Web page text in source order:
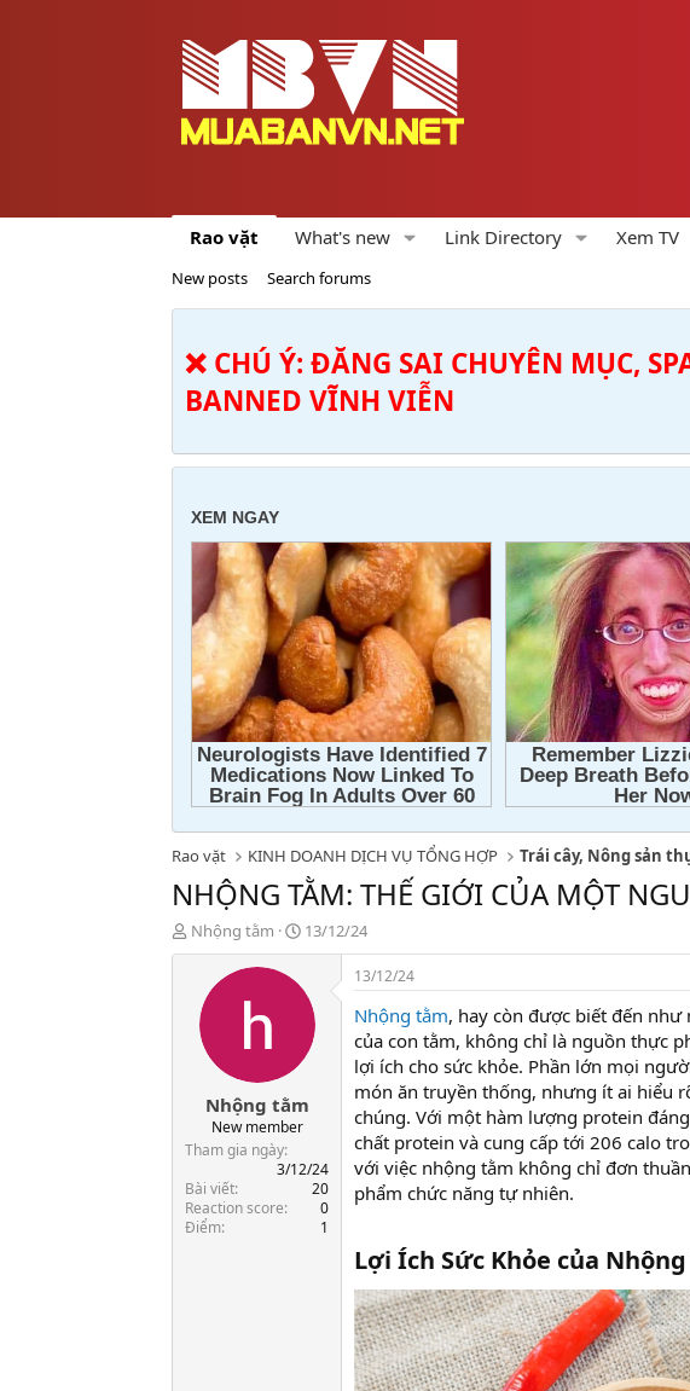
Rao vặt What's new Link Directory Xem TV
New posts Search forums
❌ CHÚ Ý: ĐĂNG SAI CHUYÊN MỤC,
BANNED VĨNH VIỄN
Rao vặt KINH DOANH DỊCH VỤ TỔNG HỢP Trái cây, Nông sản
NHỘNG TẰM: THẾ GIỚI CỦA MỘT
T
h
t
r
Nhộng tằm
N
g
y
ử
i
13/12/24
Nhộng tằm
New member
Tham gia ngày
3/12/24
Bài viết
20
Reaction score
0
Điểm
1
13/12/24
Nhộng tằm, hay còn được biết đến
của con tằm, không chỉ là nguồn thực
lợi ích cho sức khỏe. Phần lớn mọi
món ăn truyền thống, nhưng ít ai hiểu
chúng. Với một hàm lượng protein
chất protein và cung cấp tới 206 calo
với việc nhộng tằm không chỉ đơn
phẩm chức năng tự nhiên.
Lợi Ích Sức Khỏe của Nhộng